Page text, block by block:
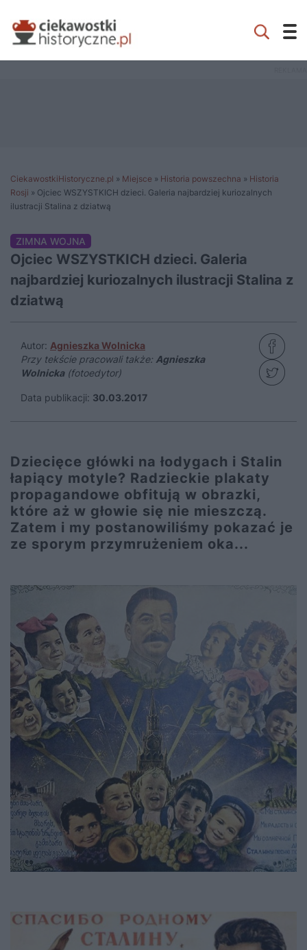
CiekawostkiHistoryczne.pl » Miejsce » Historia powszechna » Historia
Rosji » Ojciec WSZYSTKICH dzieci. Galeria najbardziej kuriozalnych
ilustracji Stalina z dziatwą
ZIMNA WOJNA
Ojciec WSZYSTKICH dzieci. Galeria
najbardziej kuriozalnych ilustracji Stalina z
dziatwą
Autor: Agnieszka Wolnicka
Przy tekście pracowali także: Agnieszka
Wolnicka(fotoedytor)
Data publikacji: 30.03.2017
Dziecięce główki na łodygach i Stalin
łapiący motyle? Radzieckie plakaty
propagandowe obfitują w obrazki,
które aż w głowie się nie mieszczą.
Zatem i my postanowiliśmy pokazać je
ze sporym przymrużeniem oka...